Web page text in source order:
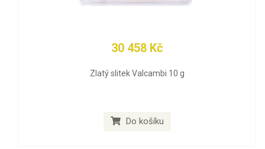
30 458 Kč
Zlatý slitek Valcambi 10 g
Do košíku